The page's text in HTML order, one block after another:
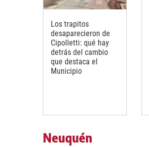
Los trapitos
desaparecieron de
Cipolletti: qué hay
detrás del cambio
que destaca el
Municipio
Neuquén